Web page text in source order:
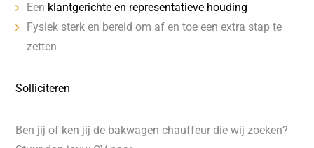
Een klantgerichte en representatieve houding
Fysiek sterk en bereid om af en toe een extra stap te
zetten
Solliciteren
Ben jij of ken jij de bakwagen chauffeur die wij zoeken?